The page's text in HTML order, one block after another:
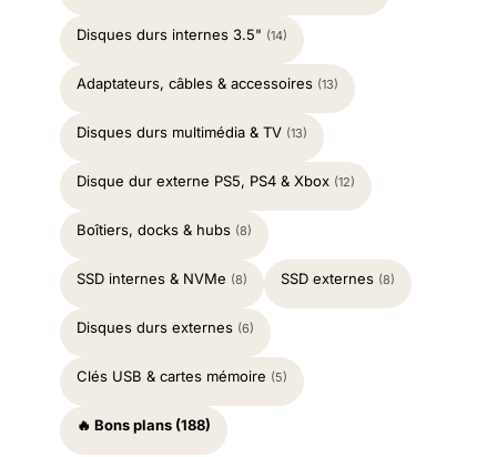
Disques durs internes 3.5" (14)
Adaptateurs, câbles & accessoires (13)
Disques durs multimédia & TV (13)
Disque dur externe PS5, PS4 & Xbox (12)
Boîtiers, docks & hubs (8)
SSD internes & NVMe (8) SSD externes (8)
Disques durs externes (6)
Clés USB & cartes mémoire (5)
🔥 Bons plans (188)